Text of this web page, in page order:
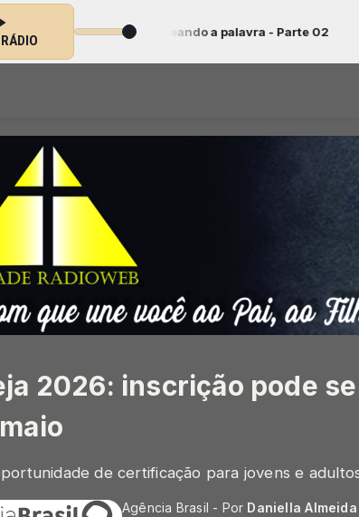
agora: Semeando a palavra - Parte 02
2026: inscrição pode
de certificação para jovens e
Agência Brasil - Por Daniella Almeida